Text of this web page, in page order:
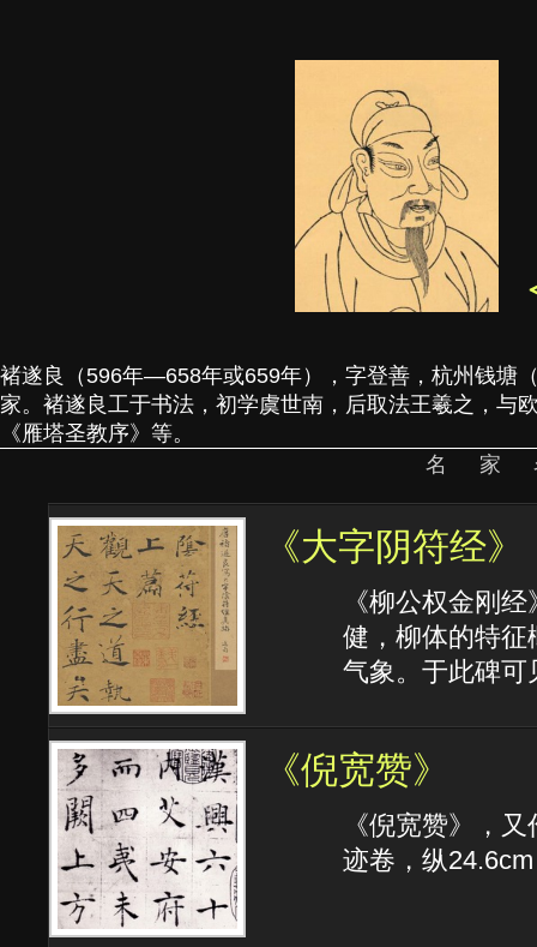
褚遂良（596年—658年或659年），字登善，杭州钱塘
家。褚遂良工于书法，初学虞世南，后取法王羲之，与
《雁塔圣教序》等。
名
《大字阴符经》
《柳公权金刚
健，柳体的特征
气象。于此碑可
《倪宽赞》
《倪宽赞》，
迹卷，纵